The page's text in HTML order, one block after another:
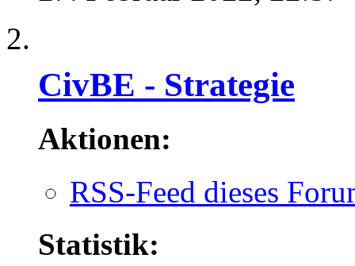
CivBE - Strategie
Aktionen:
RSS-Feed dieses
Statistik: